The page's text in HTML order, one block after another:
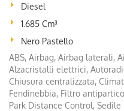
Diesel
1.685 Cm³
Nero Pastello
ABS, Airbag, Airbag laterali,
Alzacristalli elettrici,
Chiusura centralizzata,
Fendinebbia, Filtro
Park Distance Control,